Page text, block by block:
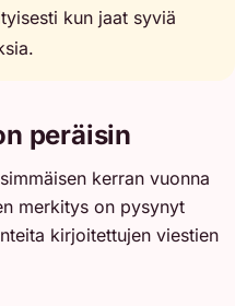
kun jaat syviä
peräisin
kerran vuonna
merkitys on pysynyt
kirjoitettujen viestien